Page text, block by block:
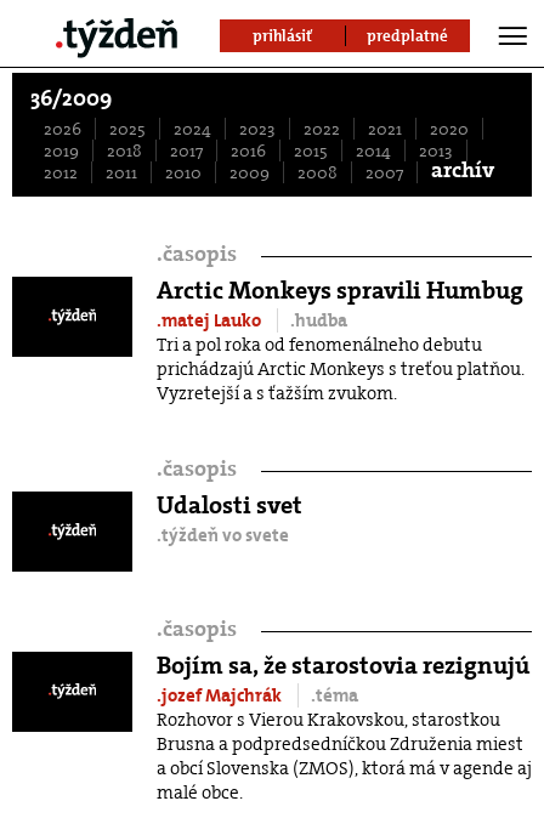
prihlásiť predplatné
36/2009
2026 2025 2024 2023 2022 2021
2020
2019
2018 2017 2016 2015 2014
2013
2012
2011 2010 2009 2008 2007 archív
.časopis
Arctic Monkeys spravili Humbug
.matej Lauko
.hudba
Tri a pol roka od fenomenálneho debutu
prichádzajú Arctic Monkeys s treťou platňou.
Vyzretejší a s ťažším zvukom.
.časopis
Udalosti svet
.týždeň vo svete
.časopis
Bojím sa, že starostovia rezignujú
.jozef Majchrák
.téma
Rozhovor s Vierou Krakovskou, starostkou
Brusna a podpredsedníčkou Združenia miest
a obcí Slovenska (ZMOS), ktorá má v agende aj
malé obce.